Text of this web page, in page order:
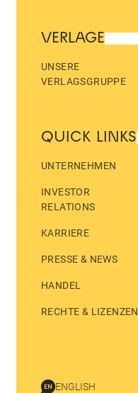
VERLAGE
UNSERE
VERLAGSGRUPPE
QUICK LINKS
UNTERNEHMEN
INVESTOR
RELATIONS
KARRIERE
PRESSE & NEWS
HANDEL
RECHTE & LIZENZEN
ENGLISH